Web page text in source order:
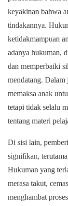
keyakinan bahwa
tindakannya.
ketidakmampuan
adanya hukuman,
dan memperbaiki
mendatang.
memaksa anak
tetapi tidak selalu
tentang materi
Di sisi lain,
signifikan,
Hukuman yang
merasa takut,
menghambat